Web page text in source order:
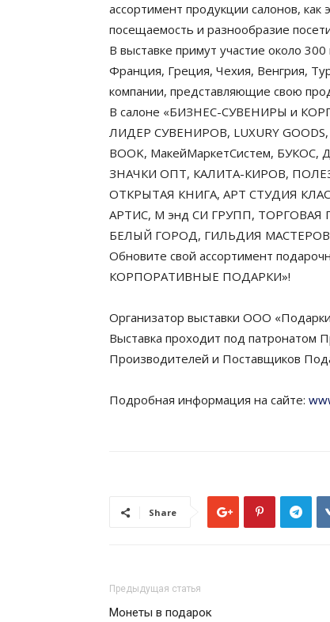
ассортимент продукции салонов,
посещаемость и разнообразие
В выставке примут участие около
Франция, Греция, Чехия, Венгрия,
компании, представляющие свою
В салоне «БИЗНЕС-СУВЕНИРЫ и
ЛИДЕР СУВЕНИРОВ, LUXURY
BOOK, МакейМаркетСистем,
ЗНАЧКИ ОПТ, КАЛИТА-КИРОВ,
ОТКРЫТАЯ КНИГА, АРТ СТУДИЯ
АРТИС, М энд СИ ГРУПП, ТОРГОВАЯ
БЕЛЫЙ ГОРОД, ГИЛЬДИЯ
Обновите свой ассортимент
КОРПОРАТИВНЫЕ ПОДАРКИ»!
Организатор выставки ООО «Подарки
Выставка проходит под патронатом
Производителей и Поставщиков
Подробная информация на сайте:
Share
Предыдущая статья
Монеты в подарок